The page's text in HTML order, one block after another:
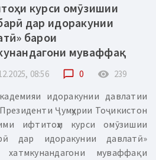
курси омӯзишии
дар идоракунии
барои
муваффақ
08:56 chat_bubble_outline 0 remove_red_eye 239
идоракунии давлатии
Ҷумҳурии Тоҷикистон
ифтитоҳи курси омӯзишии
дар идоракунии давлатӣ»
хатмкунандагони муваффақи